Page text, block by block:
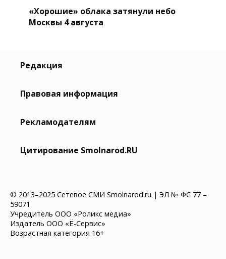
«Хорошие» облака затянули небо
Москвы 4 августа
Редакция
Правовая информация
Рекламодателям
Цитирование Smolnarod.RU
© 2013–2025 Сетевое СМИ Smolnarod.ru | ЭЛ № ФС 77 –
59071
Учредитель ООО «Роликс медиа»
Издатель ООО «Ё-Сервис»
Возрастная категория 16+